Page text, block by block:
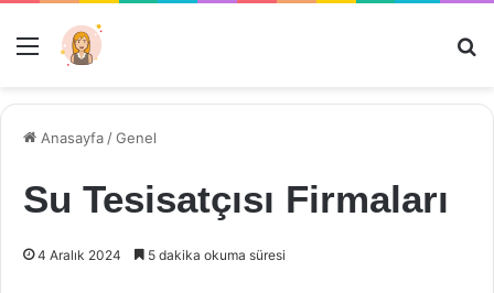
Menü
Anasayfa /Genel
Su Tesisatçısı Firmaları
4 Aralık 2024 5 dakika okuma süresi